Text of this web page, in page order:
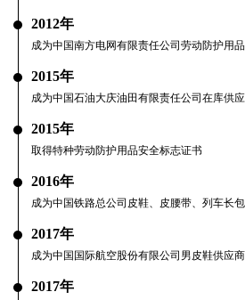
2012年
成为中国南方电网有限责任公司劳动防护用
2015年
成为中国石油大庆油田有限责任公司在库供
2015年
取得特种劳动防护用品安全标志证书
2016年
成为中国铁路总公司皮鞋、皮腰带、列车长
2017年
成为中国国际航空股份有限公司男皮鞋供应商
2017年